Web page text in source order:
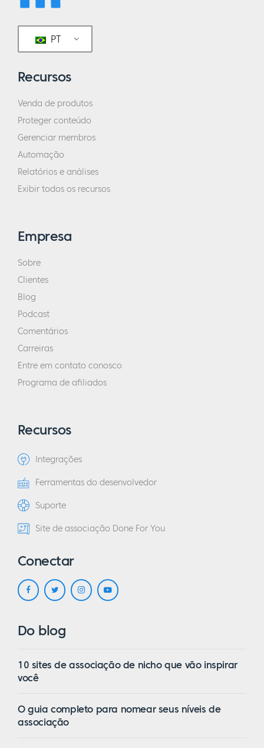
PT
Recursos
Venda de produtos
Proteger conteúdo
Gerenciar membros
Automação
Relatórios e análises
Exibir todos os recursos
Empresa
Sobre
Clientes
Blog
Podcast
Comentários
Carreiras
Entre em contato conosco
Programa de afiliados
Recursos
Integrações
Ferramentas do desenvolvedor
Suporte
Site de associação Done For You
Conectar
Do blog
10 sites de associação de nicho que vão inspirar
você
O guia completo para nomear seus níveis de
associação